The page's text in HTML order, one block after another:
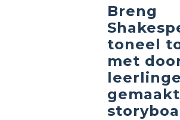
Breng
toneel
met